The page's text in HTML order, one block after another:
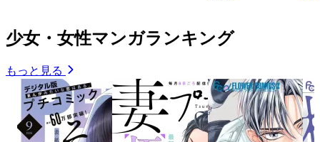
少女・女性マンガランキング
もっと見る